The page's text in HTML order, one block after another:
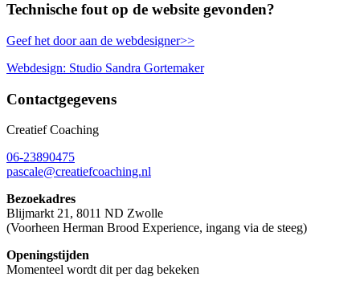
Technische fout op de website gevonden?
Geef het door aan de webdesigner>>
Webdesign: Studio Sandra Gortemaker
Contactgegevens
Creatief Coaching
06-23890475
pascale@creatiefcoaching.nl
Bezoekadres
Blijmarkt 21, 8011 ND Zwolle
(Voorheen Herman Brood Experience, ingang via de steeg)
Openingstijden
Momenteel wordt dit per dag bekeken